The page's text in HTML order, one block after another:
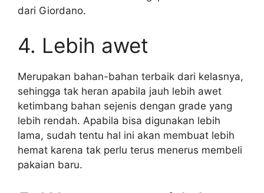
dari Giordano.
4. Lebih awet
Merupakan bahan-bahan terbaik dari kelasnya,
sehingga tak heran apabila jauh lebih awet
ketimbang bahan sejenis dengan grade yang
lebih rendah. Apabila bisa digunakan lebih
lama, sudah tentu hal ini akan membuat lebih
hemat karena tak perlu terus menerus membeli
pakaian baru.